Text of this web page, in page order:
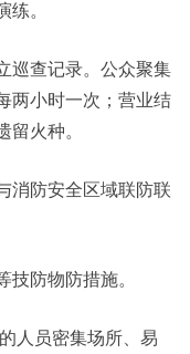
练。
查记录。公众聚集
两小时一次；营业结
留火种。
防安全区域联防联
防物防措施。
人员密集场所、易